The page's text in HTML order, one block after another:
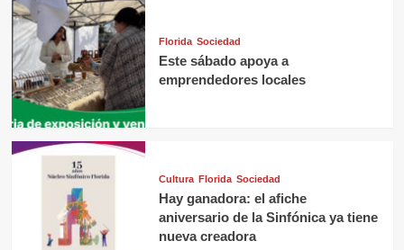
Florida Sociedad
Este sábado apoya a
emprendedores locales
Cultura Florida Sociedad
Hay ganadora: el afiche
aniversario de la Sinfónica ya tiene
nueva creadora